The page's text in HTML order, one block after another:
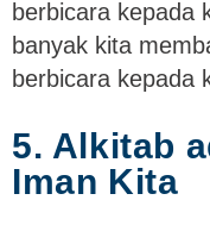
berbicara kepada
banyak kita
berbicara kepada
5. Alkitab
Iman Kita